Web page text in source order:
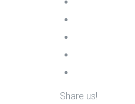
Share us!